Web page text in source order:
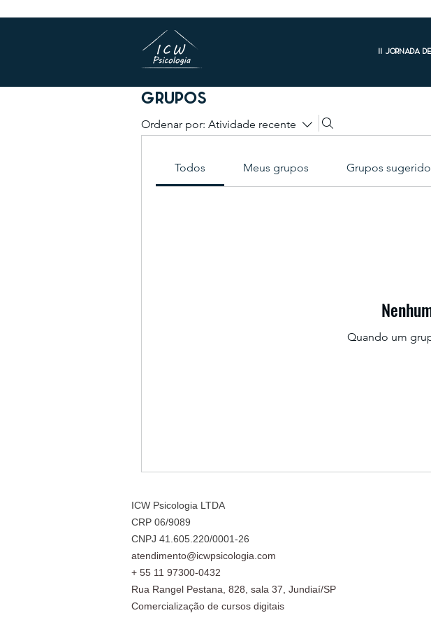
II Jornada
Grupos
Ordenar por: Atividade recente
Todos Meus grupos Grupos
Quando um
ICW Psicologia LTDA
CRP 06/9089
CNPJ 41.605.220/0001-26
atendimento@icwpsicologia.com
+ 55 11 97300-0432
Rua Rangel Pestana, 828, sala 37, Jundiaí/SP
Comercialização de cursos digitais